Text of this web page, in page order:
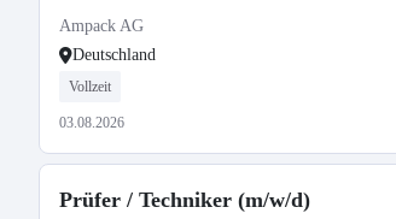
Ampack AG
Deutschland
Vollzeit
03.08.2026
Prüfer / Techniker (m/w/d)